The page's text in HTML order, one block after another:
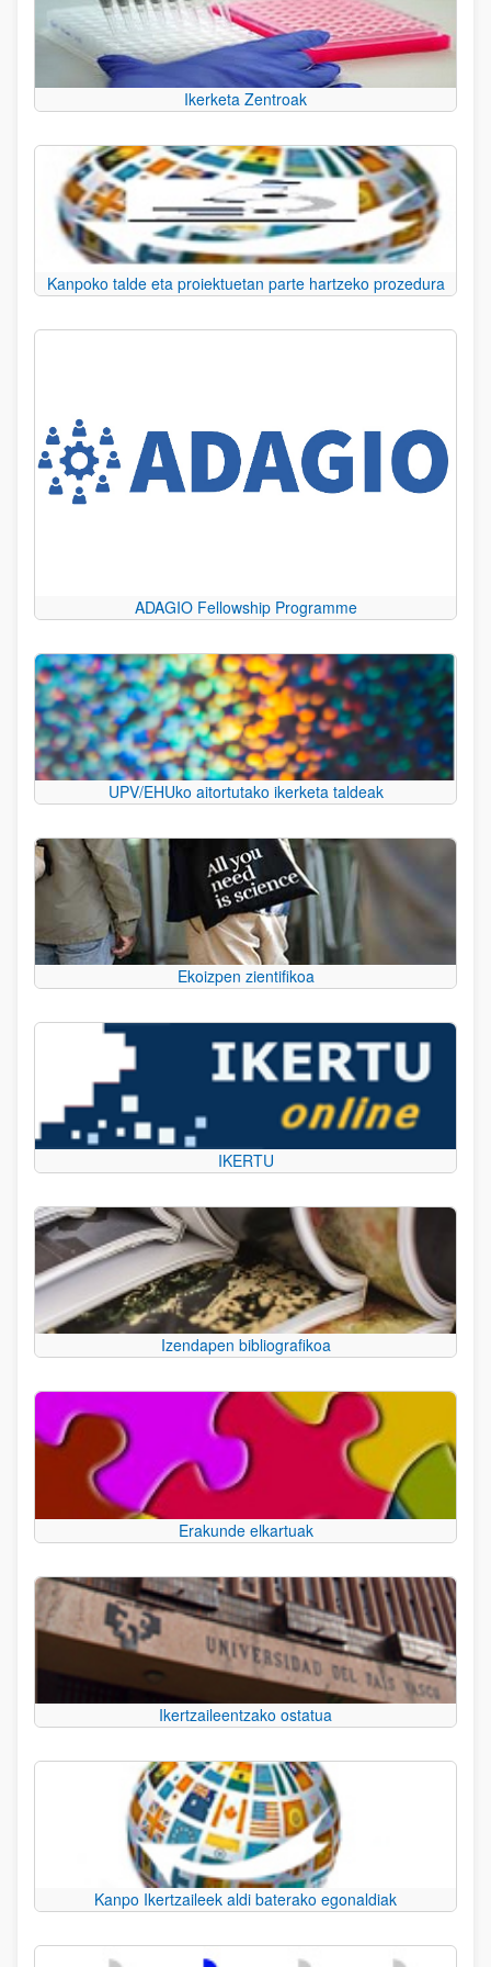
Ikerketa Zentroak
Kanpoko talde eta proiektuetan parte hartzeko prozedura
ADAGIO Fellowship Programme
UPV/EHUko aitortutako ikerketa taldeak
Ekoizpen zientifikoa
IKERTU
Izendapen bibliografikoa
Erakunde elkartuak
Ikertzaileentzako ostatua
Kanpo Ikertzaileek aldi baterako egonaldiak